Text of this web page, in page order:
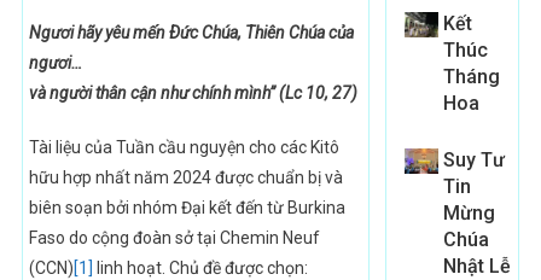
Ngươi hãy yêu mến Ðức Chúa, Thiên Chúa của
ngươi…
và người thân cận như chính mình” (Lc 10, 27)
Tài liệu của Tuần cầu nguyện cho các Kitô
hữu hợp nhất năm 2024 được chuẩn bị và
biên soạn bởi nhóm Đại kết đến từ Burkina
Faso do cộng đoàn sở tại Chemin Neuf
(CCN)[1] linh hoạt. Chủ đề được chọn:
Kết
Thúc
Tháng
Hoa
Suy Tư
Tin
Mừng
Chúa
Nhật Lễ